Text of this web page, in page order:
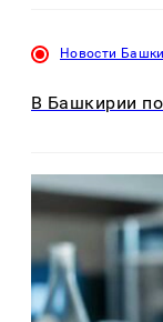
Новости
В Башкирии